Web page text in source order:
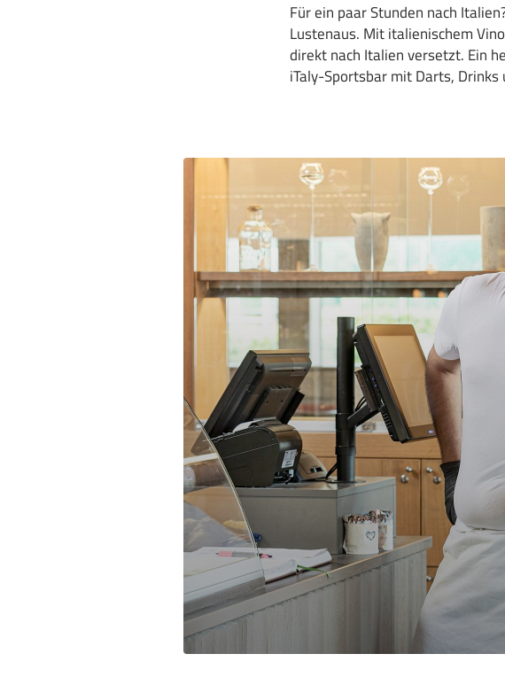
Für ein paar Stunden nach
Lustenaus. Mit italienischem
direkt nach Italien versetzt. Ein
iTaly-Sportsbar mit Darts, Drinks